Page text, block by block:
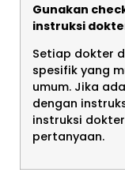
Gunakan
instruksi
Setiap dokter
spesifik yang
umum. Jika
dengan
instruksi
pertanyaan.